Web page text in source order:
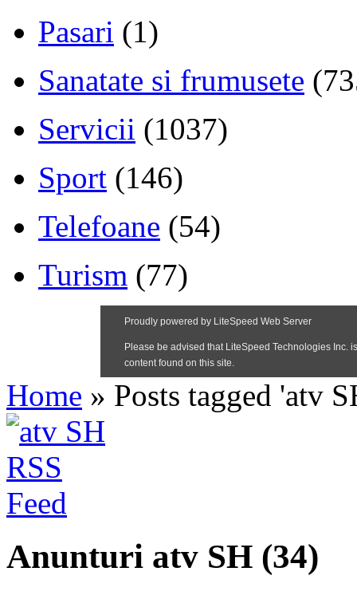
Pasari (1)
Sanatate si frumusete
Servicii (1037)
Sport (146)
Telefoane (54)
Turism (77)
Home » Posts tagged 'atv
Anunturi atv SH (34)